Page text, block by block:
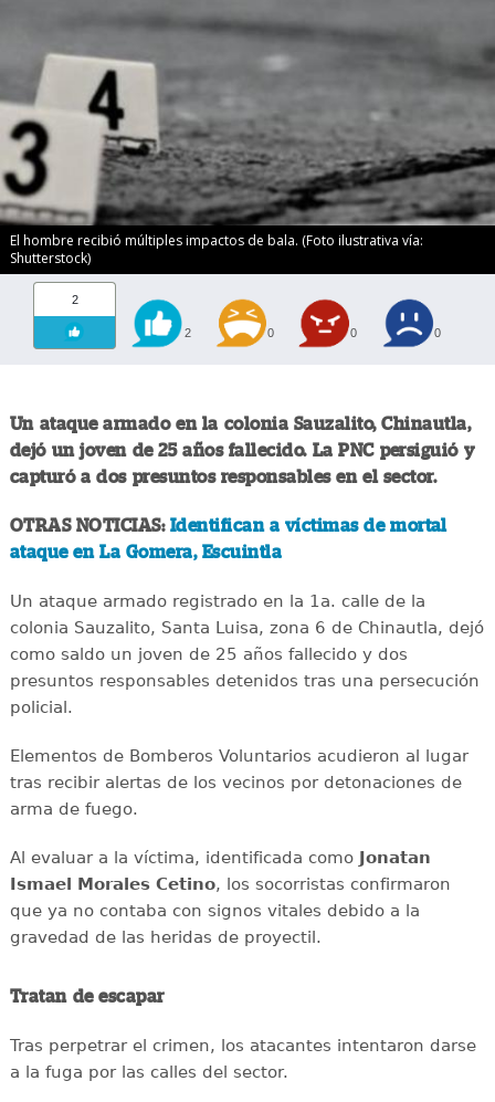
El hombre recibió múltiples impactos de bala. (Foto ilustrativa vía:
Shutterstock)
2
2 0 0 0
Un ataque armado en la colonia Sauzalito, Chinautla,
dejó un joven de 25 años fallecido. La PNC persiguió y
capturó a dos presuntos responsables en el sector.
OTRAS NOTICIAS:Identifican a víctimas de mortal
ataque en La Gomera, Escuintla
Un ataque armado registrado en la 1a. calle de la
colonia Sauzalito, Santa Luisa, zona 6 de Chinautla, dejó
como saldo un joven de 25 años fallecido y dos
presuntos responsables detenidos tras una persecución
policial.
Elementos de Bomberos Voluntarios acudieron al lugar
tras recibir alertas de los vecinos por detonaciones de
arma de fuego.
Al evaluar a la víctima, identificada como
Jonatan
Ismael Morales Cetino, los socorristas confirmaron
que ya no contaba con signos vitales debido a la
gravedad de las heridas de proyectil.
Tratan de escapar
Tras perpetrar el crimen, los atacantes intentaron darse
a la fuga por las calles del sector.